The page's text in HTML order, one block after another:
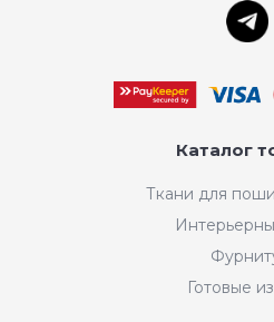
Каталог
Ткани для
Готовые